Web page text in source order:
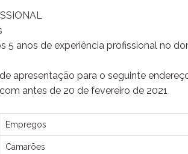
5 anos de experiência profissional no
apresentação para o seguinte
antes de 20 de fevereiro de 2021
Empregos
Camarões